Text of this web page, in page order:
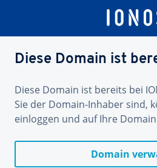
Diese Domain ist
Diese Domain ist bereits bei
Sie der Domain-Inhaber sind,
einloggen und auf Ihre
Domain